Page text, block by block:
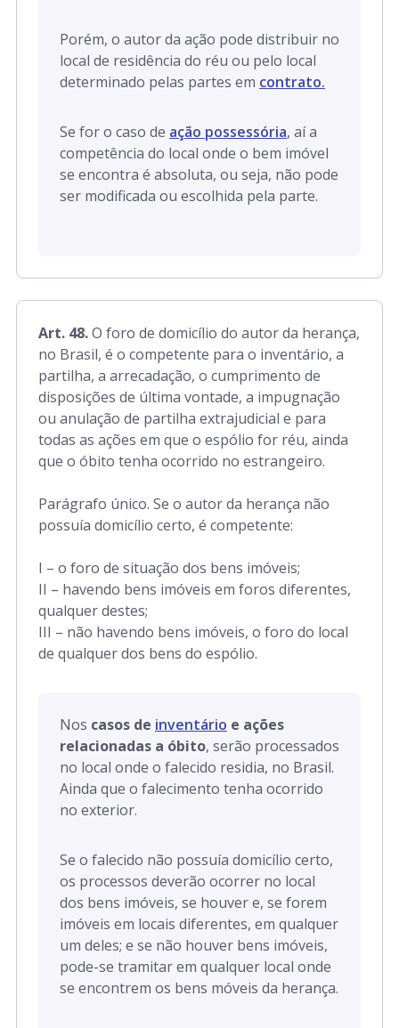
Porém, o autor da ação pode distribuir no
local de residência do réu ou pelo local
determinado pelas partes em contrato.
Se for o caso de ação possessória, aí a
competência do local onde o bem imóvel
se encontra é absoluta, ou seja, não pode
ser modificada ou escolhida pela parte.
Art. 48.O foro de domicílio do autor da herança,
no Brasil, é o competente para o inventário, a
partilha, a arrecadação, o cumprimento de
disposições de última vontade, a impugnação
ou anulação de partilha extrajudicial e para
todas as ações em que o espólio for réu, ainda
que o óbito tenha ocorrido no estrangeiro.
Parágrafo único. Se o autor da herança não
possuía domicílio certo, é competente:
I – o foro de situação dos bens imóveis;
II – havendo bens imóveis em foros diferentes,
qualquer destes;
III – não havendo bens imóveis, o foro do local
de qualquer dos bens do espólio.
Nos casos de inventário e ações
relacionadas a óbito, serão processados
no local onde o falecido residia, no Brasil.
Ainda que o falecimento tenha ocorrido
no exterior.
Se o falecido não possuía domicílio certo,
os processos deverão ocorrer no local
dos bens imóveis, se houver e, se forem
imóveis em locais diferentes, em qualquer
um deles; e se não houver bens imóveis,
pode-se tramitar em qualquer local onde
se encontrem os bens móveis da herança.